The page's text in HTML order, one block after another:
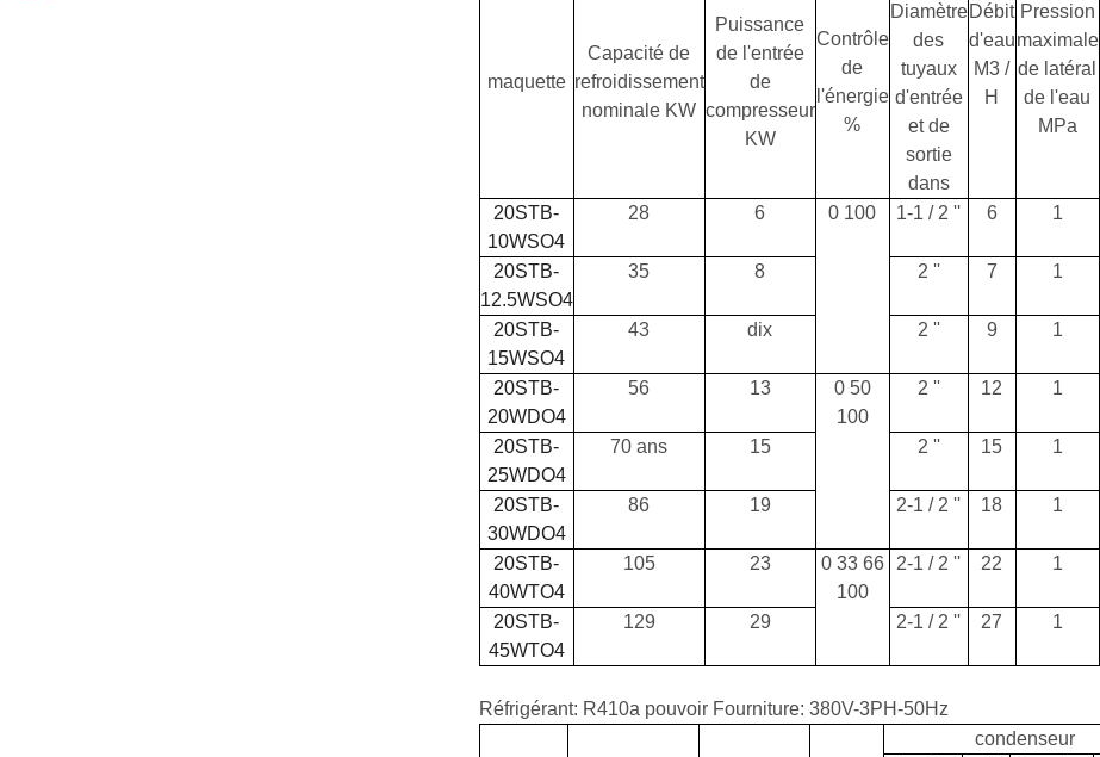
maquette
Capacité de
refroidissement
nominale KW
Puissance
de l'entrée
de
compresseur
KW
Contrôle
de
l'énergie
%
Diamètre
des
tuyaux
d'entrée
et de
sortie
dans
Débit
d'eau
M3 /
H
Pression
maximale
de latéral
de l'eau
MPa
20STB-
10WSO4
28 6 0 100 1-1 / 2 '' 6 1
20STB-
12.5WSO4
35 8 2 '' 7 1
20STB-
15WSO4
43 dix 2 '' 9 1
20STB-
20WDO4
56 13 050
100
2 '' 12 1
20STB-
25WDO4
70 ans 15 2 '' 15 1
20STB-
30WDO4
86 19 2-1 / 2 '' 18 1
20STB-
40WTO4
105 23 03366
100
2-1 / 2 '' 22 1
20STB-
45WTO4
129 29 2-1 / 2 '' 27 1
Réfrigérant: R410a pouvoir Fourniture: 380V-3PH-50Hz
condenseur